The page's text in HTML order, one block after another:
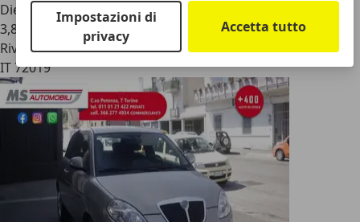
Impostazioni di
privacy
Accetta tutto
Diesel
3,8 l/100 km (comb.)
Rivenditore
IT 72019